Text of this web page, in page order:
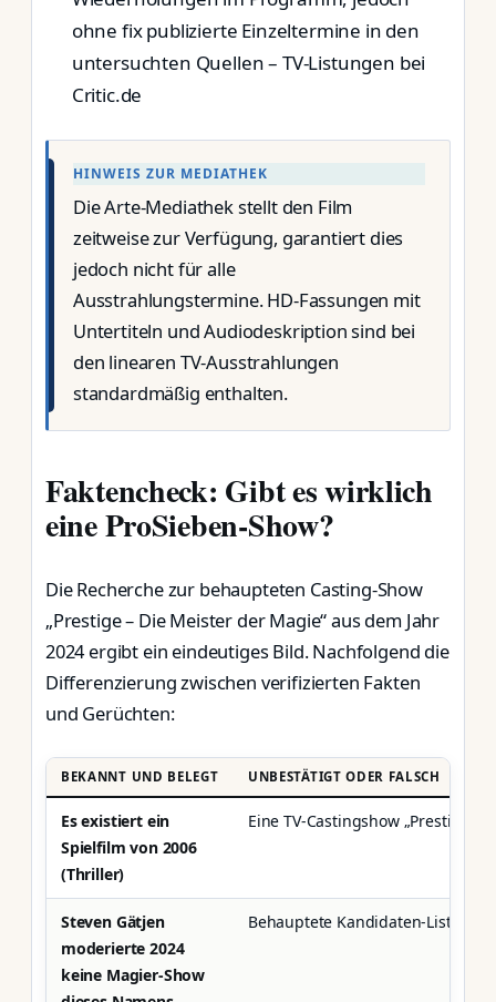
ohne fix publizierte Einzeltermine in den
untersuchten Quellen – TV-Listungen bei
Critic.de
HINWEIS ZUR MEDIATHEK
Die Arte-Mediathek stellt den Film
zeitweise zur Verfügung, garantiert dies
jedoch nicht für alle
Ausstrahlungstermine. HD-Fassungen mit
Untertiteln und Audiodeskription sind bei
den linearen TV-Ausstrahlungen
standardmäßig enthalten.
Faktencheck: Gibt es wirklich
eine ProSieben-Show?
Die Recherche zur behaupteten Casting-Show
„Prestige – Die Meister der Magie“ aus dem Jahr
2024 ergibt ein eindeutiges Bild. Nachfolgend die
Differenzierung zwischen verifizierten Fakten
und Gerüchten:
BEKANNT UND BELEGT UNBESTÄTIGT ODER FALSCH
Es existiert ein
Spielfilm von 2006
(Thriller)
Eine TV-Castingshow „Prestige“
Steven Gätjen
moderierte 2024
keine Magier-Show
Behauptete Kandidaten-Listen